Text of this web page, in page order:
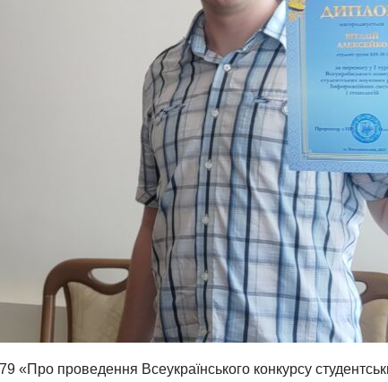
«Про проведення Всеукраїнського конкурсу